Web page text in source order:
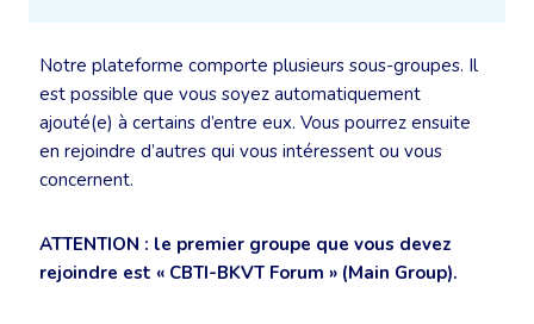
Notre plateforme comporte plusieurs sous-groupes. Il
est possible que vous soyez automatiquement
ajouté(e) à certains d’entre eux. Vous pourrez ensuite
en rejoindre d’autres qui vous intéressent ou vous
concernent.
ATTENTION : le premier groupe que vous devez
rejoindre est « CBTI-BKVT Forum » (Main Group).